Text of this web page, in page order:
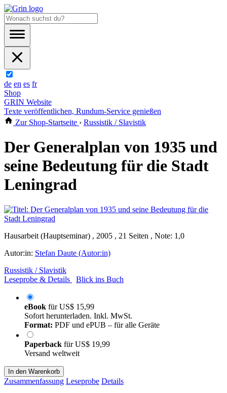
de en es fr
Shop
GRIN Website
Texte veröffentlichen, Rundum-Service genießen
Zur Shop-Startseite › Russistik / Slavistik
Der Generalplan von 1935 und
seine Bedeutung für die Stadt
Leningrad
Hausarbeit (Hauptseminar) , 2005 , 21 Seiten , Note: 1,0
Autor:in: Stefan Daute (Autor:in)
Russistik / Slavistik
Leseprobe & Details
Blick ins Buch
eBook fürUS$ 15,99
Sofort herunterladen. Inkl. MwSt.
Format: PDF und ePUB – für alle Geräte
Paperback fürUS$ 19,99
Versand weltweit
In den Warenkorb
Zusammenfassung Leseprobe Details